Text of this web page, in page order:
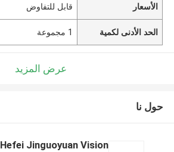
الأسعار قابل للتفاوض
الحد الأدنى لكمية 1 مجموعة
عرض المزيد
حول نا
Hefei Jinguoyuan Vision